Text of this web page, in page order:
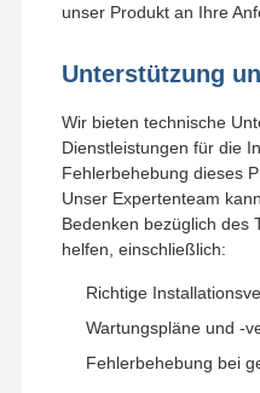
unser Produkt an Ihre
Unterstützung
Wir bieten technische
Dienstleistungen für die
Fehlerbehebung dieses
Unser Expertenteam
Bedenken bezüglich des
helfen, einschließlich:
Richtige
Wartungspläne und -
Fehlerbehebung bei